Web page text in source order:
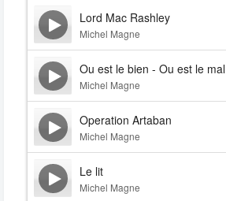
Lord Mac Rashley
Michel Magne
Ou est le bien - Ou est le mal
Michel Magne
Operation Artaban
Michel Magne
Le lit
Michel Magne